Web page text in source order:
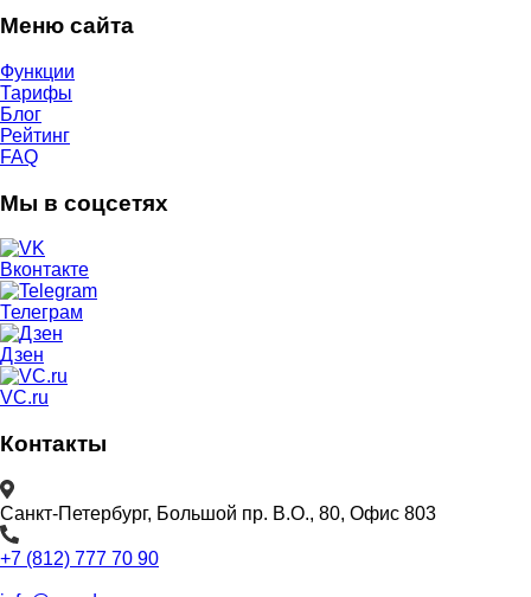
Меню сайта
Функции
Тарифы
Блог
Рейтинг
FAQ
Мы в соцсетях
Вконтакте
Телеграм
Дзен
VC.ru
Контакты
Санкт-Петербург, Большой пр. В.О., 80, Офис 803
+7 (812) 777 70 90